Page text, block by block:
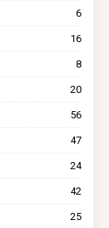
6
16
8
20
56
47
24
42
25